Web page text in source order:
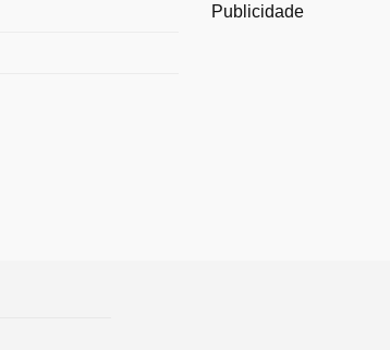
Publicidade